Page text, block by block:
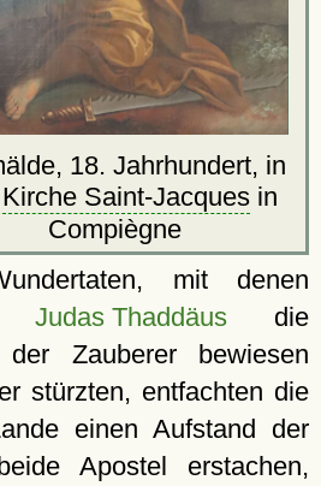
18. Jahrhundert, in
Kirche Saint-Jacques in
Compiègne
mit denen
Judas Thaddäus die
der Zauberer bewiesen
stürzten, entfachten die
einen Aufstand der
Apostel erstachen,